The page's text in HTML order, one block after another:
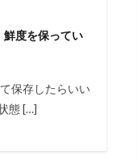
鮮度を保ってい
保存したらいい
態 […]